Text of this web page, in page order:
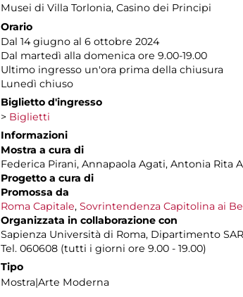
Musei di Villa Torlonia, Casino dei Principi
Orario
Dal 14 giugno al 6 ottobre 2024
Dal martedì alla domenica ore 9.00-19.00
Ultimo ingresso un'ora prima della chiusura
Lunedì chiuso
Biglietto d'ingresso
> Biglietti
Informazioni
Mostra a cura di
Federica Pirani, Annapaola Agati, Antonia Rita
Progetto a cura di
Promossa da
Roma Capitale, Sovrintendenza Capitolina ai
Organizzata in collaborazione con
Sapienza Università di Roma, Dipartimento
Tel. 060608 (tutti i giorni ore 9.00 - 19.00)
Tipo
Mostra|Arte Moderna